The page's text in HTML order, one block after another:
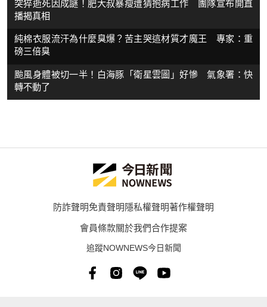
突猝逝死因成謎！肥大叔暴瘦遭猜抱病工作 團隊宣布開直
播揭真相
純棉衣服流汗為什麼臭爆？苦主哭這材質才魔王 專家：重
磅三倍臭
颱風身體被切一半！白海豚「衛星雲圖」好慘 氣象署：快
轉不動了
防詐聲明免責聲明隱私權聲明著作權聲明
會員條款關於我們合作提案
追蹤NOWNEWS今日新聞